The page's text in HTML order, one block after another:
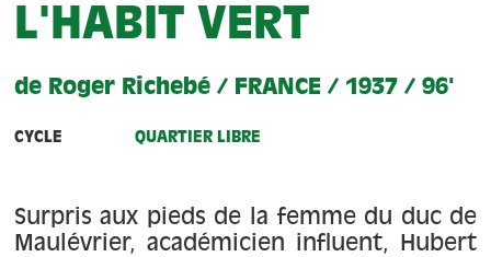
Cycles
Programme
Sauvons le Cercle
L'HABIT VERT
de Roger Richebé / FRANCE / 1937 / 96'
CYCLE QUARTIER LIBRE
Surpris aux pieds de la femme du duc de
Maulévrier, académicien influent, Hubert